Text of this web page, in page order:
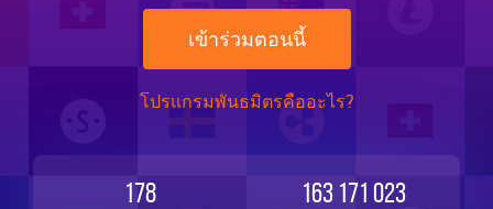
เข้าร่วมตอนนี้
โปรแกรมพันธมิตรคืออะไร?
178 163 171 023